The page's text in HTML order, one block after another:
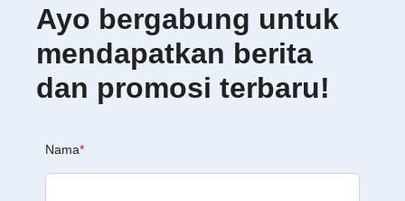
Ayo bergabung untuk
mendapatkan berita
dan promosi terbaru!
Nama*